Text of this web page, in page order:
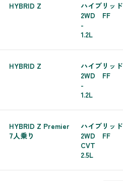
HYBRID Z
ハイブリッド
2WD FF
-
1.2L
HYBRID Z
ハイブリッド
2WD FF
-
1.2L
HYBRID Z Premier
7人乗り
ハイブリッド
2WD FF
CVT
2.5L